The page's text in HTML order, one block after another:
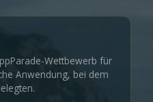
Wettbewerb für
Anwendung, bei dem